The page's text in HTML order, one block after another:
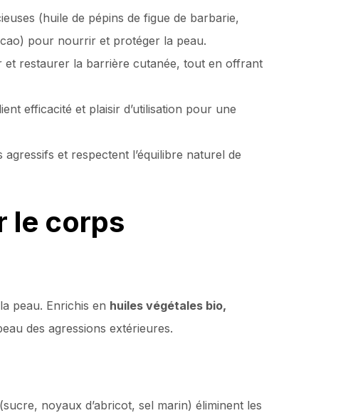
(huile de pépins de figue de barbarie,
pour nourrir et protéger la peau.
restaurer la barrière cutanée, tout en offrant
efficacité et plaisir d’utilisation pour une
et respectent l’équilibre naturel de
le corps
peau. Enrichis en huiles végétales bio,
des agressions extérieures.
noyaux d’abricot, sel marin) éliminent les